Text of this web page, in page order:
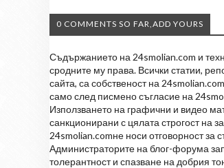
0 COMMENTS SO FAR,ADD YOURS
Съдържанието на 24smolian.com и
сродните му права. Всички статии,
сайта, са собственост на
само след писмено съгласие на
Използването на графични и видео
санкционирани с цялата строгост на
24smolian.comне носи отговорност
Администраторите на блог-форума
толерантност и спазване на добрия